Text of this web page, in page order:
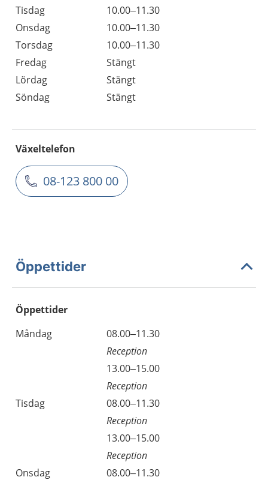
Tisdag
10.00–11.30
Onsdag
10.00–11.30
Torsdag
10.00–11.30
Fredag
Stängt
Lördag
Stängt
Söndag
Stängt
Växeltelefon
08-123 800 00
Öppettider
Öppettider
Dag
Öppettider
Kommentarer
Måndag
08.00–11.30
Reception
13.00–15.00
Reception
Tisdag
08.00–11.30
Reception
13.00–15.00
Reception
Onsdag
08.00–11.30